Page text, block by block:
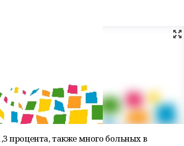
процента, также много больных в